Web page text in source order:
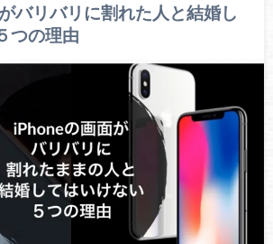
バリバリに割れた人と結婚し
つの理由